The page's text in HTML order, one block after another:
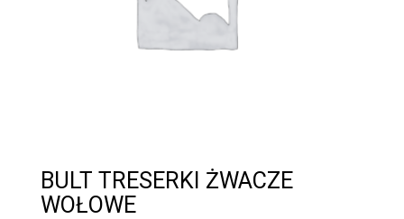
BULT TRESERKI ŻWACZE
WOŁOWE